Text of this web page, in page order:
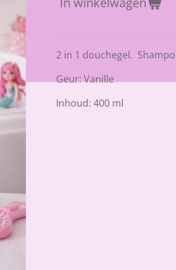
2 in 1 douchegel.
Geur: Vanille
Inhoud: 400 ml